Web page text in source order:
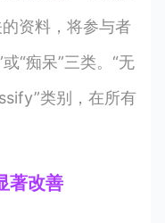
资料，将参与者
“痴呆”三类。“无
类别，在所有
著改善